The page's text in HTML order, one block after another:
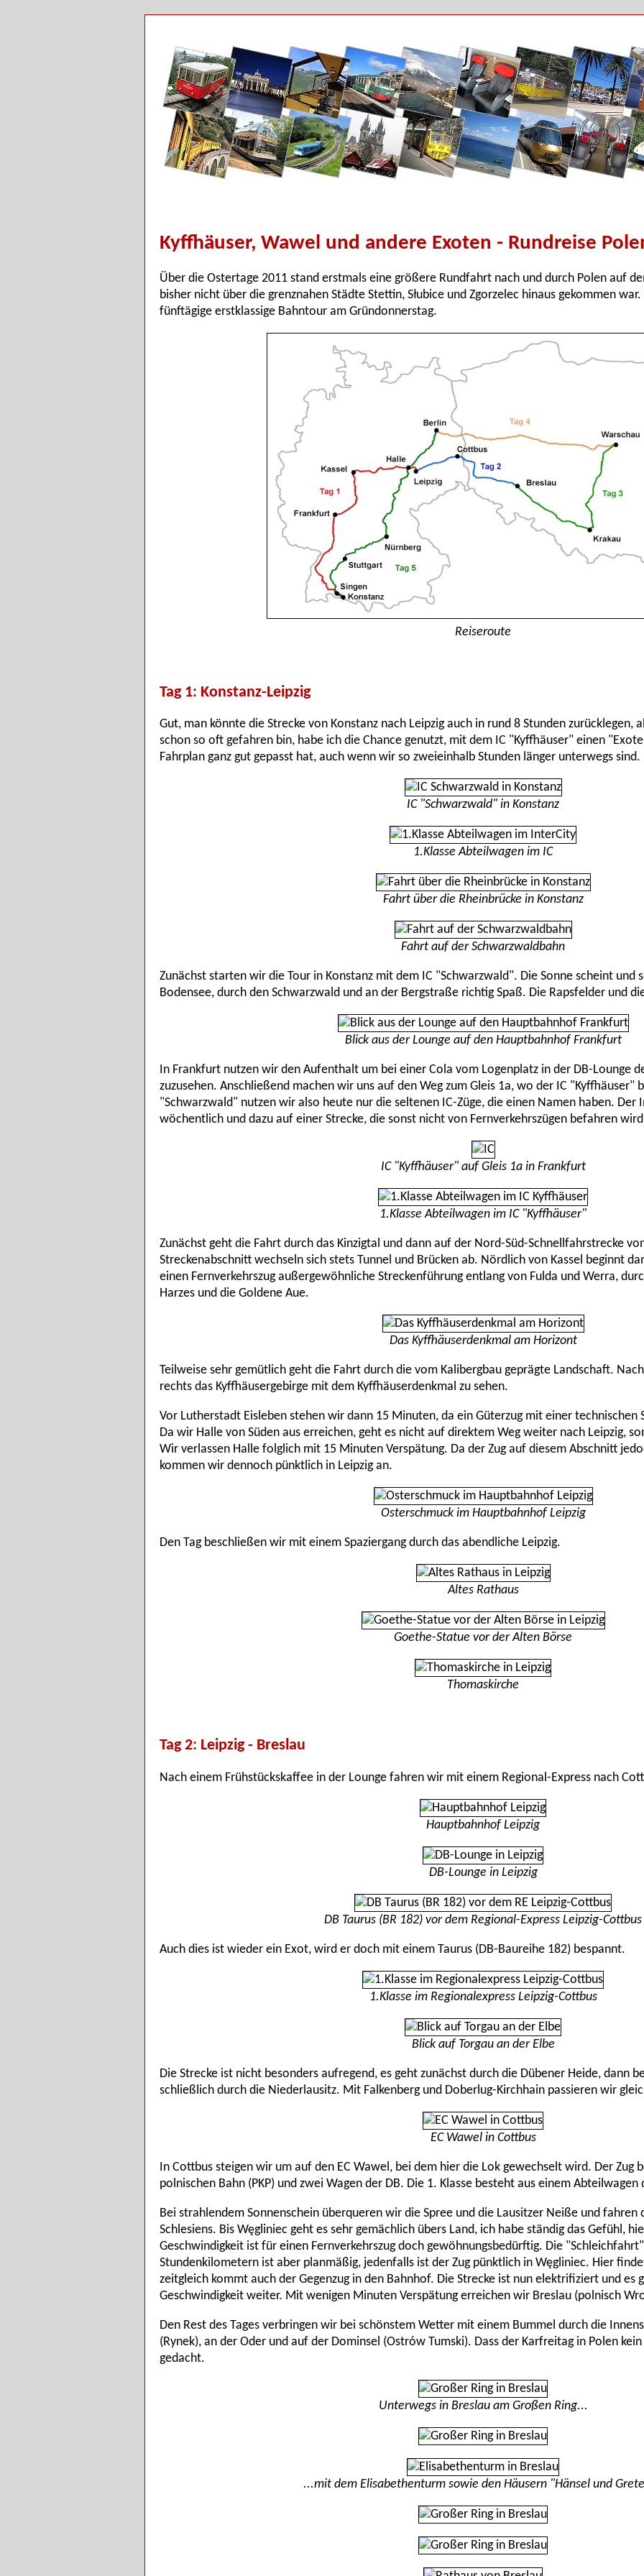
Kyffhäuser, Wawel und andere Exoten - Rundreise
Über die Ostertage 2011 stand erstmals eine größere Rundfahrt nach und durch Polen auf
bisher nicht über die grenznahen Städte Stettin, Słubice und Zgorzelec hinaus gekommen
fünftägige erstklassige Bahntour am Gründonnerstag.
Reiseroute
Tag 1: Konstanz-Leipzig
Gut, man könnte die Strecke von Konstanz nach Leipzig auch in rund 8 Stunden zurücklegen,
schon so oft gefahren bin, habe ich die Chance genutzt, mit dem IC "Kyffhäuser" einen
Fahrplan ganz gut gepasst hat, auch wenn wir so zweieinhalb Stunden länger unterwegs sind.
IC "Schwarzwald" in Konstanz
1.Klasse Abteilwagen im IC
Fahrt über die Rheinbrücke in Konstanz
Fahrt auf der Schwarzwaldbahn
Zunächst starten wir die Tour in Konstanz mit dem IC "Schwarzwald". Die Sonne scheint und
Bodensee, durch den Schwarzwald und an der Bergstraße richtig Spaß. Die Rapsfelder und
Blick aus der Lounge auf den Hauptbahnhof Frankfurt
In Frankfurt nutzen wir den Aufenthalt um bei einer Cola vom Logenplatz in der DB-Lounge
zuzusehen. Anschließend machen wir uns auf den Weg zum Gleis 1a, wo der IC "Kyffhäuser"
"Schwarzwald" nutzen wir also heute nur die seltenen IC-Züge, die einen Namen haben.
wöchentlich und dazu auf einer Strecke, die sonst nicht von Fernverkehrszügen befahren
IC "Kyffhäuser" auf Gleis 1a in Frankfurt
1.Klasse Abteilwagen im IC "Kyffhäuser"
Zunächst geht die Fahrt durch das Kinzigtal und dann auf der Nord-Süd-Schnellfahrstrecke
Streckenabschnitt wechseln sich stets Tunnel und Brücken ab. Nördlich von Kassel beginnt
einen Fernverkehrszug außergewöhnliche Streckenführung entlang von Fulda und Werra,
Harzes und die Goldene Aue.
Das Kyffhäuserdenkmal am Horizont
Teilweise sehr gemütlich geht die Fahrt durch die vom Kalibergbau geprägte Landschaft.
rechts das Kyffhäusergebirge mit dem Kyffhäuserdenkmal zu sehen.
Vor Lutherstadt Eisleben stehen wir dann 15 Minuten, da ein Güterzug mit einer
Da wir Halle von Süden aus erreichen, geht es nicht auf direktem Weg weiter nach Leipzig,
Wir verlassen Halle folglich mit 15 Minuten Verspätung. Da der Zug auf diesem Abschnitt
kommen wir dennoch pünktlich in Leipzig an.
Osterschmuck im Hauptbahnhof Leipzig
Den Tag beschließen wir mit einem Spaziergang durch das abendliche Leipzig.
Altes Rathaus
Goethe-Statue vor der Alten Börse
Thomaskirche
Tag 2: Leipzig - Breslau
Nach einem Frühstückskaffee in der Lounge fahren wir mit einem Regional-Express nach
Hauptbahnhof Leipzig
DB-Lounge in Leipzig
DB Taurus (BR 182) vor dem Regional-Express Leipzig-Cottbus
Auch dies ist wieder ein Exot, wird er doch mit einem Taurus (DB-Baureihe 182) bespannt.
1.Klasse im Regionalexpress Leipzig-Cottbus
Blick auf Torgau an der Elbe
Die Strecke ist nicht besonders aufregend, es geht zunächst durch die Dübener Heide, dann
schließlich durch die Niederlausitz. Mit Falkenberg und Doberlug-Kirchhain passieren wir
EC Wawel in Cottbus
In Cottbus steigen wir um auf den EC Wawel, bei dem hier die Lok gewechselt wird. Der Zug
polnischen Bahn (PKP) und zwei Wagen der DB. Die 1. Klasse besteht aus einem Abteilwagen
Bei strahlendem Sonnenschein überqueren wir die Spree und die Lausitzer Neiße und fahren
Schlesiens. Bis Węgliniec geht es sehr gemächlich übers Land, ich habe ständig das Gefühl,
Geschwindigkeit ist für einen Fernverkehrszug doch gewöhnungsbedürftig. Die
Stundenkilometern ist aber planmäßig, jedenfalls ist der Zug pünktlich in Węgliniec. Hier
zeitgleich kommt auch der Gegenzug in den Bahnhof. Die Strecke ist nun elektrifiziert und
Geschwindigkeit weiter. Mit wenigen Minuten Verspätung erreichen wir Breslau (polnisch
Den Rest des Tages verbringen wir bei schönstem Wetter mit einem Bummel durch die
(Rynek), an der Oder und auf der Dominsel (Ostrów Tumski). Dass der Karfreitag in Polen
gedacht.
Unterwegs in Breslau am Großen Ring...
...mit dem Elisabethenturm sowie den Häusern "Hänsel und